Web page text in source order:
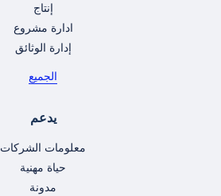
إنتاج
ادارة مشروع
إدارة الوثائق
الجميع
يدعم
معلومات الشركات
حياة مهنية
مدونة